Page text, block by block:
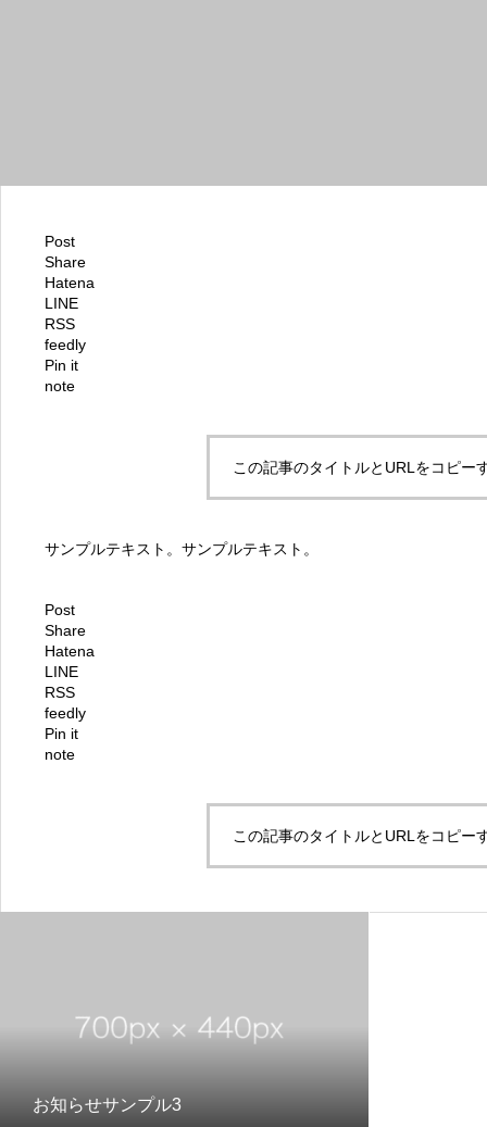
Post
Share
Hatena
LINE
RSS
feedly
Pin it
note
この記事のタイトルとURLをコピー
サンプルテキスト。サンプルテキスト。
Post
Share
Hatena
LINE
RSS
feedly
Pin it
note
この記事のタイトルとURLをコピー
お知らせサンプル3